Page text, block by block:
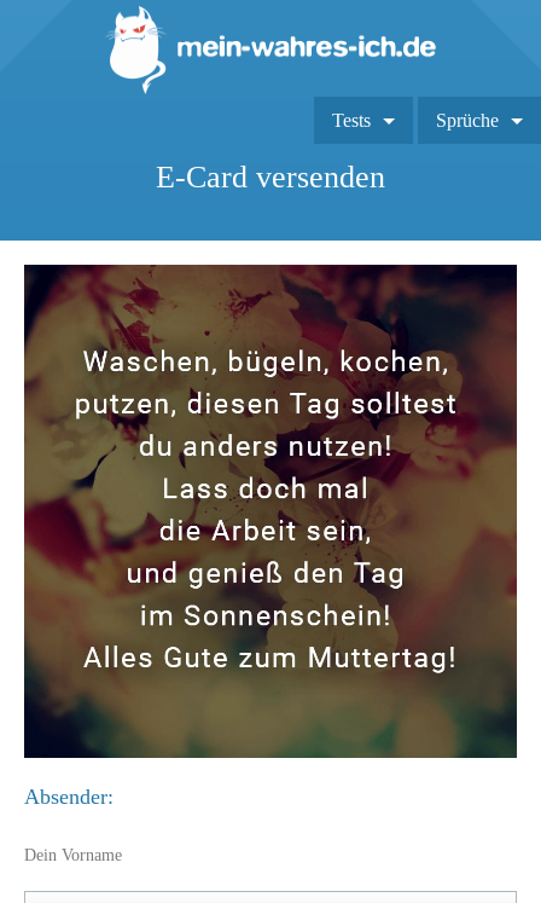
Tests Sprüche
E-Card versenden
Absender:
Dein Vorname